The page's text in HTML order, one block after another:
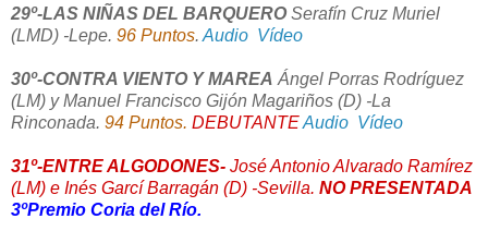
29º-LAS NIÑAS DEL BARQUEROSerafín Cruz Muriel
(LMD) -Lepe. 96 Puntos.Audio Vídeo
30º-CONTRA VIENTO Y MAREA Ángel Porras Rodríguez
(LM) y Manuel Francisco Gijón Magariños (D) -La
Rinconada. 94 Puntos. DEBUTANTEAudio Vídeo
31º-ENTRE ALGODONES- José Antonio Alvarado Ramírez
(LM) e Inés Garcí Barragán (D) -Sevilla. NO PRESENTADA
3ºPremio Coria del Río.